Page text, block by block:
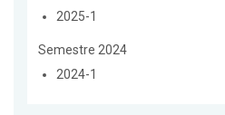
2025-1
Semestre 2024
2024-1